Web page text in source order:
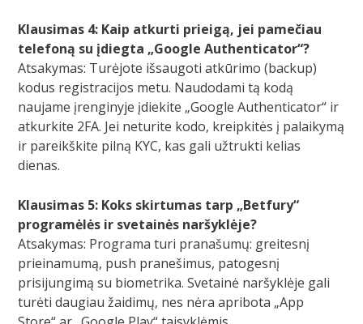
Klausimas 4: Kaip atkurti prieigą, jei pamečiau
telefoną su įdiegta „Google Authenticator“?
Atsakymas: Turėjote išsaugoti atkūrimo (backup)
kodus registracijos metu. Naudodami tą kodą
naujame įrenginyje įdiekite „Google Authenticator“ ir
atkurkite 2FA. Jei neturite kodo, kreipkitės į palaikymą
ir pareikškite pilną KYC, kas gali užtrukti kelias
dienas.
Klausimas 5: Koks skirtumas tarp „Betfury“
programėlės ir svetainės naršyklėje?
Atsakymas: Programa turi pranašumų: greitesnį
prieinamumą, push pranešimus, patogesnį
prisijungimą su biometrika. Svetainė naršyklėje gali
turėti daugiau žaidimų, nes nėra apribota „App